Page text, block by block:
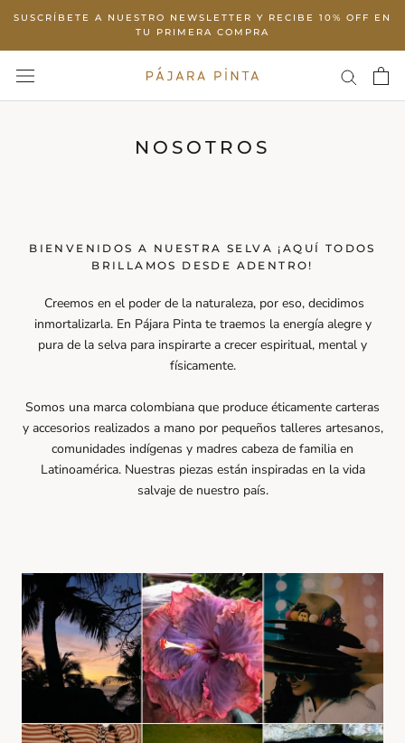
content
SUSCRÍBETE A NUESTRO NEWSLETTER Y RECIBE 10% OFF EN
TU PRIMERA COMPRA
NOSOTROS
BIENVENIDOS A NUESTRA SELVA ¡AQUÍ TODOS
BRILLAMOS DESDE ADENTRO!
Creemos en el poder de la naturaleza, por eso, decidimos
inmortalizarla. En Pájara Pinta te traemos la energía alegre y
pura de la selva para inspirarte a crecer espiritual, mental y
físicamente.
Somos una marca colombiana que produce éticamente carteras
y accesorios realizados a mano por pequeños talleres artesanos,
comunidades indígenas y madres cabeza de familia en
Latinoamérica. Nuestras piezas están inspiradas en la vida
salvaje de nuestro país.